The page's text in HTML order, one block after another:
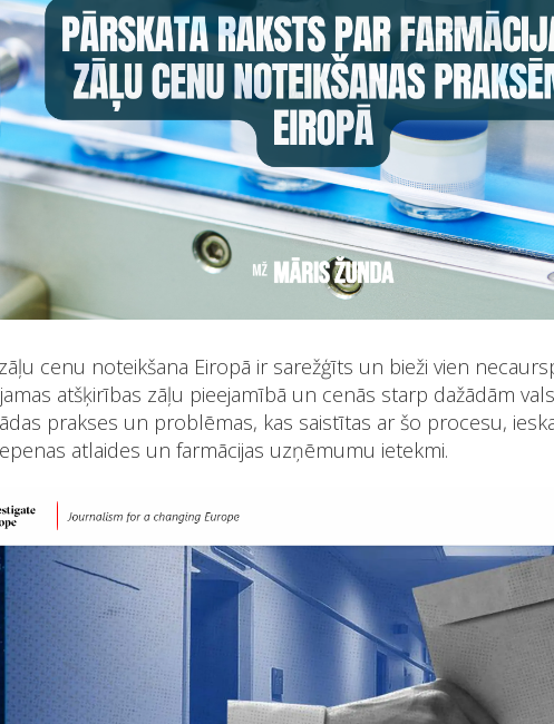
cenu noteikšana Eiropā ir sarežģīts un bieži vien
atšķirības zāļu pieejamībā un cenās starp dažādām
prakses un problēmas, kas saistītas ar šo procesu,
atlaides un farmācijas uzņēmumu ietekmi.